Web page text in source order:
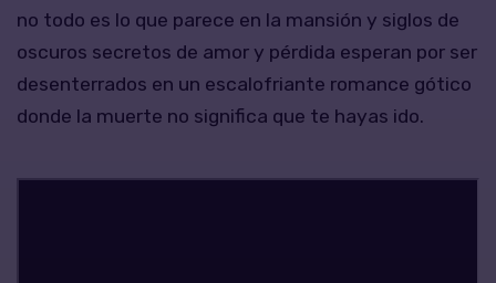
no todo es lo que parece en la mansión y siglos de
oscuros secretos de amor y pérdida esperan por ser
desenterrados en un escalofriante romance gótico
donde la muerte no significa que te hayas ido.